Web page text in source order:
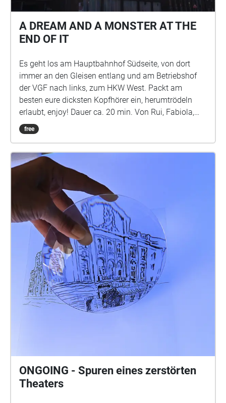
A DREAM AND A MONSTER AT THE
END OF IT
Es geht los am Hauptbahnhof Südseite, von dort
immer an den Gleisen entlang und am Betriebshof
der VGF nach links, zum HKW West. Packt am
besten eure dicksten Kopfhörer ein, herumtrödeln
erlaubt, enjoy! Dauer ca. 20 min. Von Rui, Fabiola,
Marleen und Lukas
free
ONGOING - Spuren eines zerstörten
Theaters